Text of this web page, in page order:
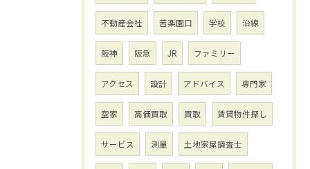
不動産会社 苦楽園口 学校 沿線
阪神 阪急 JR ファミリー
アクセス 設計 アドバイス 専門家
空家 高価買取 買取 賃貸物件探し
サービス 測量 土地家屋調査士